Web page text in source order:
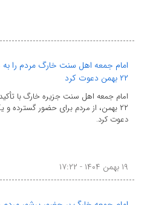
امام جمعه اهل سنت خارگ مردم را به
۲۲ بهمن دعوت کرد
امام جمعه اهل سنت جزیره خارگ با
۲۲ بهمن، از مردم برای حضور گسترده و
دعوت کرد.
۱۹ بهمن ۱۴۰۴ - ۱۷:۲۲